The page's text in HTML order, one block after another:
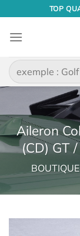
contenu
TOP
Recherche
pour :
Aileron
(CD) GT
BOUTIQUE